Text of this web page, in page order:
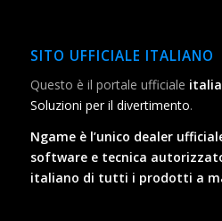
SITO UFFICIALE ITALIANO
Questo è il portale ufficiale
Soluzioni per il divertimento.
Ngame è l’unico dealer
software e tecnica
italiano di tutti i prodotti a